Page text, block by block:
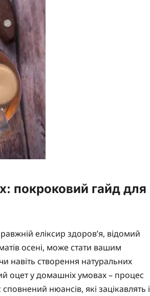
покроковий гайд для
еліксир здоров’я, відомий
осені, може стати вашим
навіть створення натуральних
оцет у домашніх умовах – процес
нюансів, які зацікавлять і